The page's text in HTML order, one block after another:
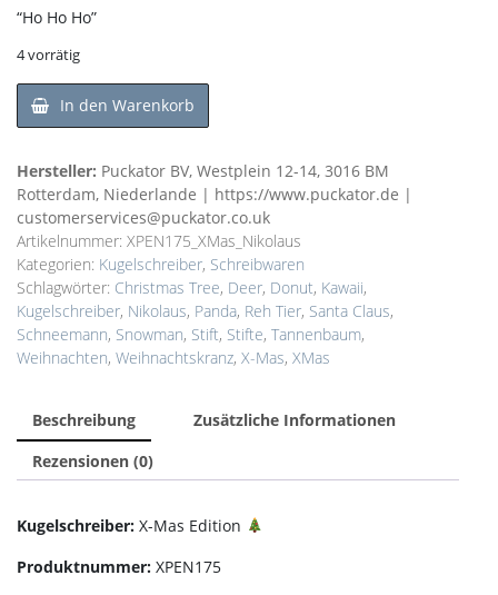
“Ho Ho Ho”
4 vorrätig
In den Warenkorb
Hersteller: Puckator BV, Westplein 12-14, 3016 BM
Rotterdam, Niederlande | https://www.puckator.de |
customerservices@puckator.co.uk
Artikelnummer: XPEN175_XMas_Nikolaus
Kategorien: Kugelschreiber, Schreibwaren
Schlagwörter: Christmas Tree, Deer, Donut, Kawaii,
Kugelschreiber, Nikolaus, Panda, Reh Tier, Santa Claus,
Schneemann, Snowman, Stift, Stifte, Tannenbaum,
Weihnachten, Weihnachtskranz, X-Mas, XMas
Beschreibung
Zusätzliche Informationen
Rezensionen (0)
Kugelschreiber: X-Mas Edition
Produktnummer: XPEN175